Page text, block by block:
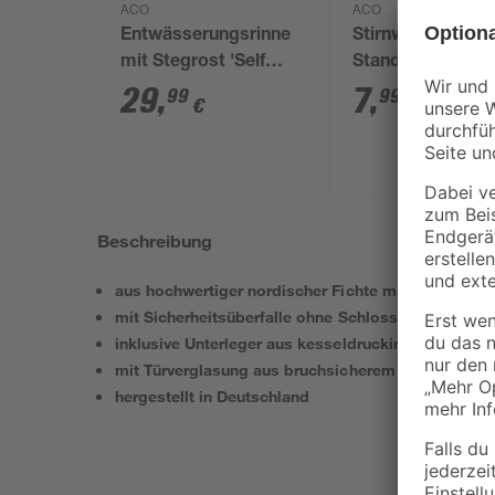
ACO
Entwässerungsrinne
mit Stegrost 'Self
Standardline' 11,8 x
100 cm
29,99 €
ACO
Stirnwand 'Self
Standardline'
7,99
Beschreibung
aus hochwertiger nordischer Fichte mit
mit Sicherheitsüberfalle ohne Schloss für den
inklusive Unterleger aus
mit Türverglasung aus bruchsicherem Kunstglas
hergestellt in Deutschland